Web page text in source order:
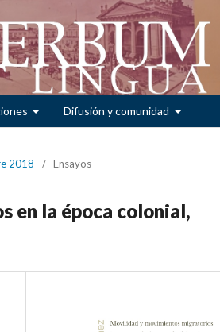
Difusión y comunidad
2018 / Ensayos
en la época colonial,